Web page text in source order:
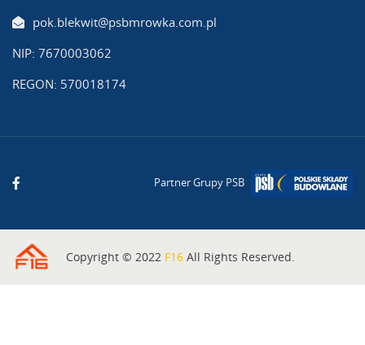
pok.blekwit@psbmrowka.com.pl
NIP: 7670003062
REGON: 570018174
Partner Grupy PSB
Copyright © 2022 F16 All Rights Reserved.